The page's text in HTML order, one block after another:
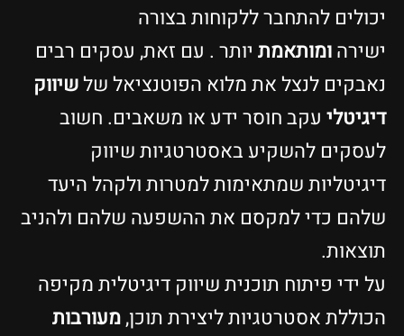
יכולים להתחבר ללקוחות בצורה
ישירהומותאמת יותר . עם זאת, עסקים רבים
נאבקים לנצל את מלוא הפוטנציאל שלשיווק
דיגיטלי עקב חוסר ידע או משאבים. חשוב
לעסקים להשקיע באסטרטגיות שיווק
דיגיטליות שמתאימות למטרות ולקהל היעד
שלהם כדי למקסם את ההשפעה שלהם ולהניב
תוצאות.
על ידי פיתוח תוכנית שיווק דיגיטלית מקיפה
הכוללת אסטרטגיות ליצירת תוכן,מעורבות